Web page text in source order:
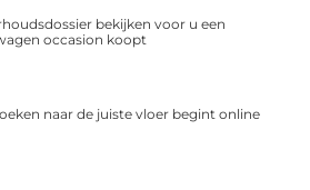
bekijken voor u een
occasion koopt
naar de juiste vloer begint online